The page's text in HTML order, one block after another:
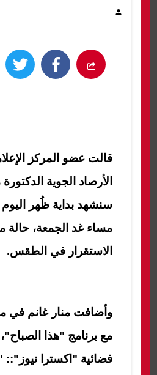
قالت عضو المركز
الأرصاد الجوية الدكتورة
سنشهد بداية ظُهر
مساء غد الجمعة، حالة
الاستقرار في الطقس.
وأضافت منار غانم في
مع برنامج "هذا
فضائية "اكسترا